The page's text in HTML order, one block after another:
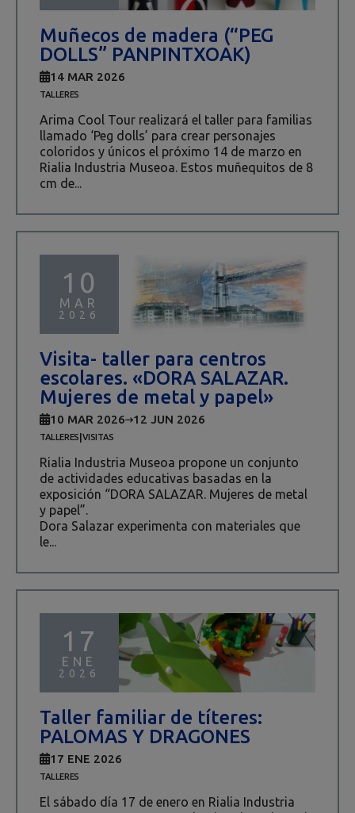
Muñecos de madera (“PEG
DOLLS” PANPINTXOAK)
14 MAR 2026
TALLERES
Arima Cool Tour realizará el taller para familias
llamado ‘Peg dolls’ para crear personajes
coloridos y únicos el próximo 14 de marzo en
Rialia Industria Museoa. Estos muñequitos de 8
cm de...
10
MAR
2026
Visita- taller para centros
escolares. «DORA SALAZAR.
Mujeres de metal y papel»
10 MAR 2026 12 JUN 2026
TALLERES|VISITAS
Rialia Industria Museoa propone un conjunto
de actividades educativas basadas en la
exposición “DORA SALAZAR. Mujeres de metal
y papel”.
Dora Salazar experimenta con materiales que
le...
17
ENE
2026
Taller familiar de títeres:
PALOMAS Y DRAGONES
17 ENE 2026
TALLERES
El sábado día 17 de enero en Rialia Industria